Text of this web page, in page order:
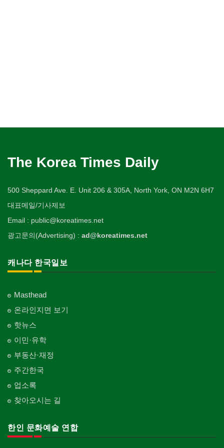
The Korea Times Daily
500 Sheppard Ave. E. Unit 206 & 305A, North York, ON M2N 6H7
대표메일/기사제보
Email : public@koreatimes.net
광고문의(Advertising) : ad@koreatimes.net
캐나다 한국일보
Masthead
온라인지면 보기
핫뉴스
이민·유학
부동산·재정
주간한국
업소록
찾아오시는 길
한인 문화예술 연합